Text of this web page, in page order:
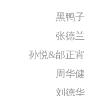
黑鸭子
张德兰
孙悦&邰正宵
周华健
刘德华